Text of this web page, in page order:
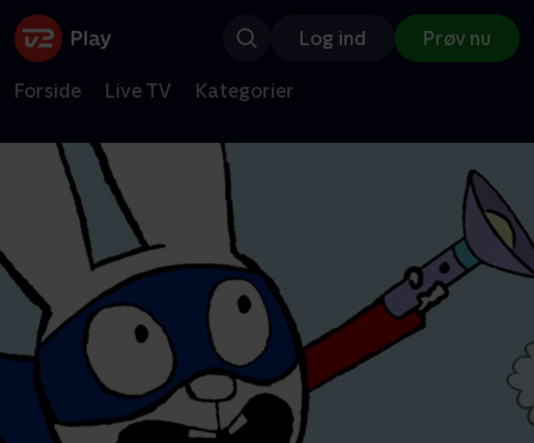
Log ind Prøv nu
Forside Live TV Kategorier